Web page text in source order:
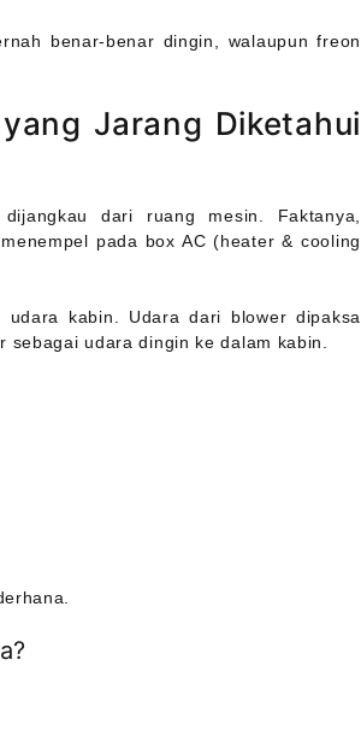
benar-benar dingin, walaupun freon
Jarang Diketahui
dari ruang mesin. Faktanya,
pada box AC (heater & cooling
kabin. Udara dari blower dipaksa
udara dingin ke dalam kabin.